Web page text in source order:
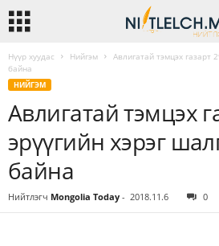
Нүүр хуудас Нийгэм
Авлигатай тэмцэх газарт
байна
НИЙГЭМ
Авлигатай тэмцэх
эрүүгийн хэрэг
байна
Нийтлэгч Mongolia Today - 2018.11.6 0